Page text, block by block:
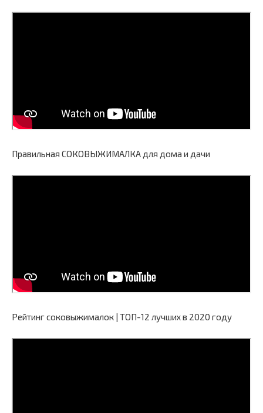
Правильная СОКОВЫЖИМАЛКА для дома и дачи
Рейтинг соковыжималок | ТОП-12 лучших в 2020 году